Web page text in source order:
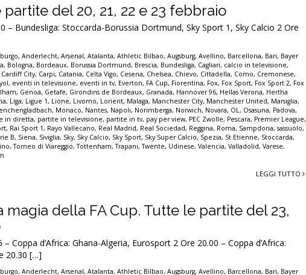
del 20, 21, 22 e 23 febbraio
– Bundesliga: Stoccarda-Borussia Dortmund, Sky Sport 1, Sky Calcio 2 Ore
,Anderlecht,Arsenal,Atalanta,Athletic Bilbao,Augsburg,Avellino, Barcellona, Bari, Bayer
, Bologna, Bordeaux, Borussia Dortmund, Brescia, Bundesliga, Cagliari, calcio in televisione,
Cardiff City, Carpi, Catania, Celta Vigo, Cesena, Chelsea, Chievo, Cittadella, Como, Cremonese,
, eventi in televisione, eventi in tv, Everton, FA Cup, Fiorentina, Fox, Fox Sport, Fox Sport 2, Fox
, Genoa, Getafe, Girondins de Bordeaux, Granada, Hannover 96, Hellas Verona, Hertha
, Liga, Ligue 1, Lione, Livorno, Lorient, Malaga, Manchester City, Manchester United, Marsiglia,
, Monaco, Nantes, Napoli, Norimberga, Norwich, Novara, OL, Osasuna, Padova,
in diretta, partite in televisione, partite in tv, pay per view, PEC Zwolle, Pescara, Premier League,
, Rai Sport 1, Rayo Vallecano, Real Madrid, Real Sociedad, Reggina, Roma, Sampdoria,sassuolo,
B, Siena, Siviglia, Sky, Sky Calcio, Sky Sport, Sky Super Calcio, Spezia, St Etienne, Stoccarda,
,Torneo di Viareggio,Tottenham,Trapani,Twente, Udinese,Valencia,Valladolid,Varese,
LEGGI TUTTO
magia della FA Cup. Tutte le partite del 23,
– Coppa d’Africa: Ghana-Algeria, Eurosport 2 Ore 20.00 – Coppa d’Africa:
20.30 […]
,Anderlecht,Arsenal,Atalanta,Athletic Bilbao,Augsburg,Avellino, Barcellona, Bari, Bayer